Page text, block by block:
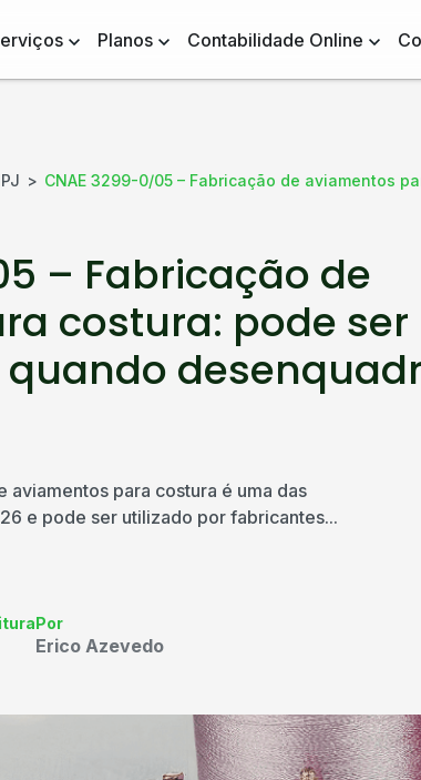
Planos Contabilidade Online
CNAE 3299-0/05 – Fabricação de aviamentos
– Fabricação de
costura: pode ser
para costura é uma das
e pode ser utilizado por fabricantes...
Por
Erico Azevedo